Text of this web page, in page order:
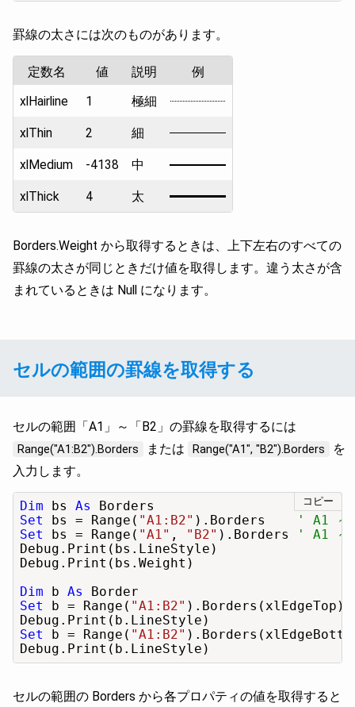
罫線の太さには次のものがあります。
定数名 値 説明
例
xlHairline
1 極細
xlThin 2 細
xlMedium -4138 中
xlThick 4 太
Borders.Weight から取得するときは、上下左右のすべての
罫線の太さが同じときだけ値を取得します。違う太さが含
まれているときは Null になります。
セルの範囲の罫線を取得する
セルの範囲「A1」～「B2」の罫線を取得するには
Range("A1:B2").Borders または Range("A1", "B2").Borders
を
入力します。
コピー
Dim bs As
Set
bs = Range( "A1:B2" ).Borders
' A1 ～
Set
bs = Range( "A1" , "B2" ).Borders
' A1 ～
Debug.Print(bs.LineStyle)
Debug.Print(bs.Weight)
Dim b As
Set
b = Range( "A1:B2"
Set
b = Range( "A1:B2"
Debug.Print(b.LineStyle)
セルの範囲の Borders から各プロパティの値を取得すると